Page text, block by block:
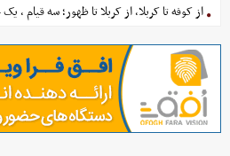
از کوفه تا کربلا، از کربلا تا ظهور؛ سه قیام ،